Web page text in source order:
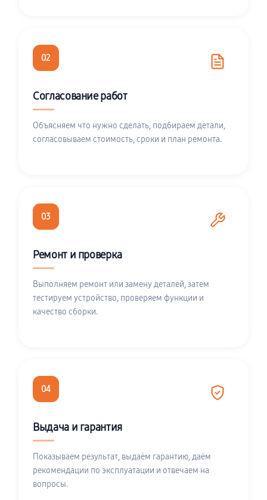
02
Согласование работ
Объясняем что нужно сделать, подбираем детали,
согласовываем стоимость, сроки и план ремонта.
03
Ремонт и проверка
Выполняем ремонт или замену деталей, затем
тестируем устройство, проверяем функции и
качество сборки.
04
Выдача и гарантия
Показываем результат, выдаём гарантию, даём
рекомендации по эксплуатации и отвечаем на
вопросы.